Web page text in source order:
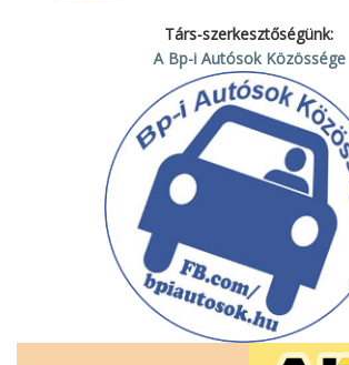
Társ-szerkesztőségünk:
A Bp-i Autósok Közössége